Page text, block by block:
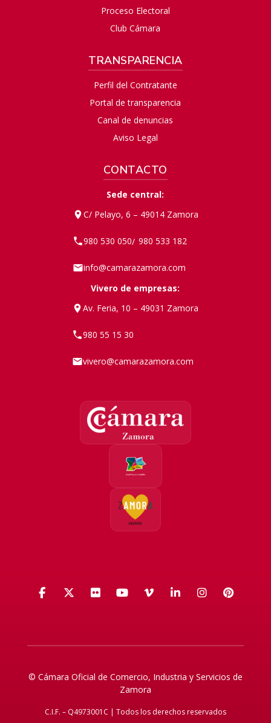
Proceso Electoral
Club Cámara
TRANSPARENCIA
Perfil del Contratante
Portal de transparencia
Canal de denuncias
Aviso Legal
CONTACTO
Sede central:
C/ Pelayo, 6 – 49014 Zamora
980 530 050/ 980 533 182
info@camarazamora.com
Vivero de empresas:
Av. Feria, 10 – 49031 Zamora
980 55 15 30
vivero@camarazamora.com
Facebook
X (Twitter)
FlickrYouTube
VimeoLinkedIn
© Cámara Oficial de Comercio, Industria y Servicios de
Zamora
C.I.F. – Q4973001C | Todos los derechos reservados